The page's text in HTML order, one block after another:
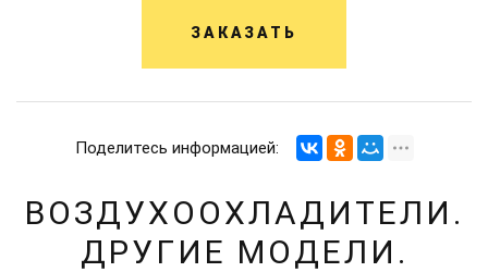
ЗАКАЗАТЬ
Поделитесь информацией:
ВОЗДУХООХЛАДИТЕЛИ.
ДРУГИЕ МОДЕЛИ.